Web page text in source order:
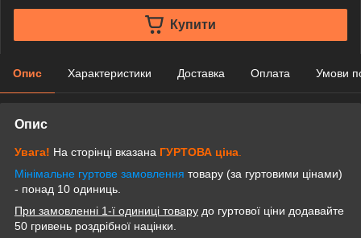
Купити
Опис Характеристики Доставка Оплата Умови
Опис
Увага! На сторінці вказана ГУРТОВА ціна
Мінімальне гуртове замовлення товару (за гуртовими цінами)
- понад 10 одиниць.
При замовленні 1-ї одиниці товару до гуртової ціни додавайте
50 гривень роздрібної націнки.